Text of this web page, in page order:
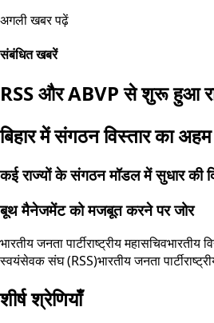
अगली खबर पढ़ें
संबंधित खबरें
RSS और ABVP से शुरू हुआ
बिहार में संगठन विस्तार का अहम
कई राज्यों के संगठन मॉडल में सुधार की
बूथ मैनेजमेंट को मजबूत करने पर जोर
भारतीय जनता पार्टीराष्ट्रीय महासचिवभारतीय
स्वयंसेवक संघ (RSS)भारतीय जनता पार्टी
शीर्ष श्रेणियाँ